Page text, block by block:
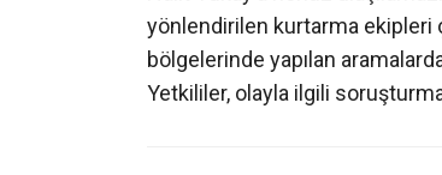
yönlendirilen kurtarma ekipleri
bölgelerinde yapılan
Yetkililer, olayla ilgili